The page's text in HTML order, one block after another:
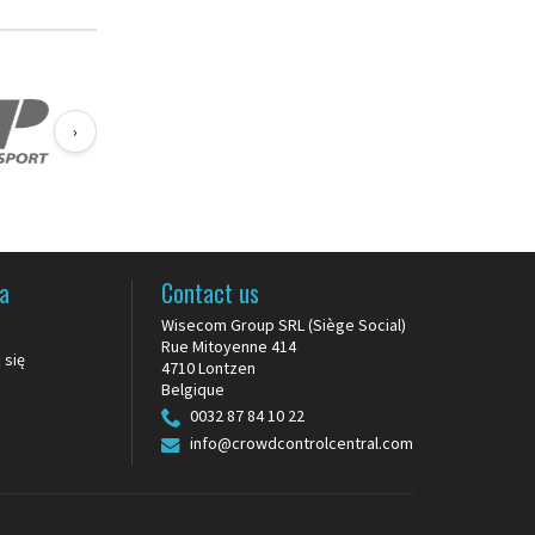
›
się
Contact us
Wisecom Group SRL (Siège Social)
Rue Mitoyenne 414
4710 Lontzen
Belgique
0032 87 84 10 22
info@crowdcontrolcentral.com